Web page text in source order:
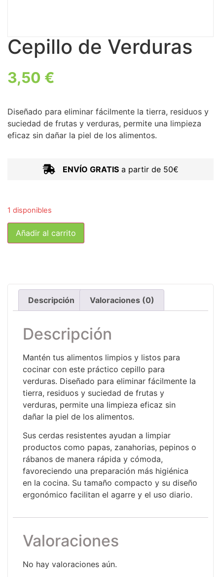
Cepillo de Verduras
3,50 €
Diseñado para eliminar fácilmente la tierra, residuos y
suciedad de frutas y verduras, permite una limpieza
eficaz sin dañar la piel de los alimentos.
ENVÍO GRATISa partir de 50€
1 disponibles
Añadir al carrito
Descripción Valoraciones (0)
Descripción
Mantén tus alimentos limpios y listos para
cocinar con este práctico cepillo para
verduras. Diseñado para eliminar fácilmente la
tierra, residuos y suciedad de frutas y
verduras, permite una limpieza eficaz sin
dañar la piel de los alimentos.
Sus cerdas resistentes ayudan a limpiar
productos como papas, zanahorias, pepinos o
rábanos de manera rápida y cómoda,
favoreciendo una preparación más higiénica
en la cocina. Su tamaño compacto y su diseño
ergonómico facilitan el agarre y el uso diario.
Valoraciones
No hay valoraciones aún.